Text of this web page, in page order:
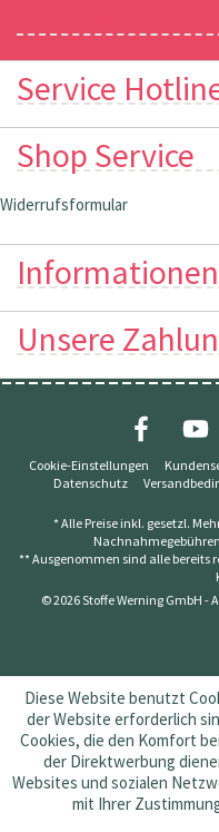
Service
Shop Service
Widerrufsformular
Informationen
Unsere
Cookie-Einstellungen
Datenschutz
* Alle Preise inkl. gesetzl.
** Ausgenommen sind alle bereits
© 2026 Stoffe Werning GmbH -
Diese Website benutzt
der Website erforderlich
Cookies, die den Komfort
der Direktwerbung
Websites und sozialen
mit Ihrer